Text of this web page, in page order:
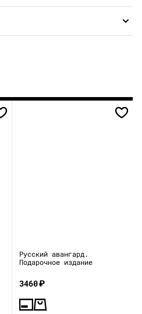
Русский авангард.
Подарочное издание
3460₽